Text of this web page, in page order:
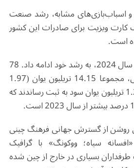
و اسباب‌بازی‌های مشابه، رشد صنعت
کارت ویزیت برای صادرات این کشور
است.
صنعت فرهنگی چین در سال 2024، به رشد خود ادامه داد. 78
هزار شرکت مورد بررسی، مجموعا 14.15 تریلیون یوان (1.97
تریلیون دلار) درآمد و 1.29 تریلیون یوان سود به ثبت رساندند که
روشن از گسترش جهانی فرهنگ چینی
سیاه؛ ووکونگ» با گرافیک
بسیاری در خارج از چین شده